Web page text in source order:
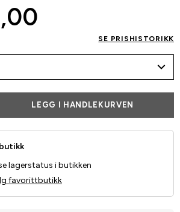
SE PRISHISTORIKK
LEGG I HANDLEKURVEN
lagerstatus i butikken
favorittbutikk